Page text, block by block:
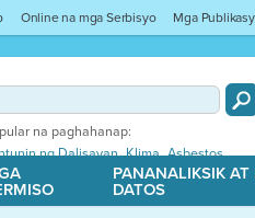
Online na mga Serbisyo Mga
na paghahanap:
ng Dalisayan,Klima,Asbestos
PANANALIKSIK
DATOS